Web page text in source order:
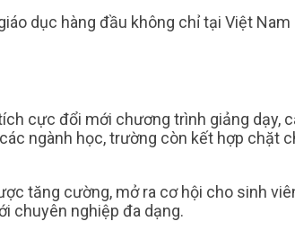
dục hàng đầu không chỉ tại Việt
cực đổi mới chương trình giảng
ngành học, trường còn kết hợp chặt
tăng cường, mở ra cơ hội cho sinh
chuyên nghiệp đa dạng.